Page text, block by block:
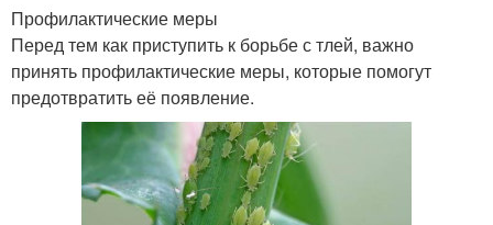
Профилактические меры
Перед тем как приступить к борьбе с тлей, важно
принять профилактические меры, которые помогут
предотвратить её появление.